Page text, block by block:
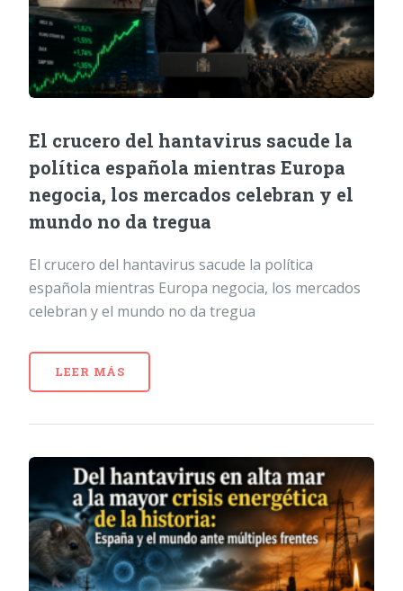
El crucero del hantavirus sacude la
política española mientras Europa
negocia, los mercados celebran y el
mundo no da tregua
El crucero del hantavirus sacude la política
española mientras Europa negocia, los mercados
celebran y el mundo no da tregua
LEER MÁS